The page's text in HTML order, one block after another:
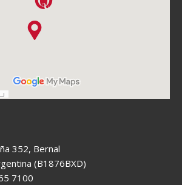
352, Bernal
(B1876BXD)
7100